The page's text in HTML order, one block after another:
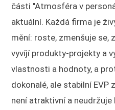
části "Atmosféra v
aktuální. Každá firma je
mění: roste, zmenšuje se,
vyvíjí produkty-projekty a
vlastnosti a hodnoty, a
dokonalé, ale stabilní EVP
není atraktivní a